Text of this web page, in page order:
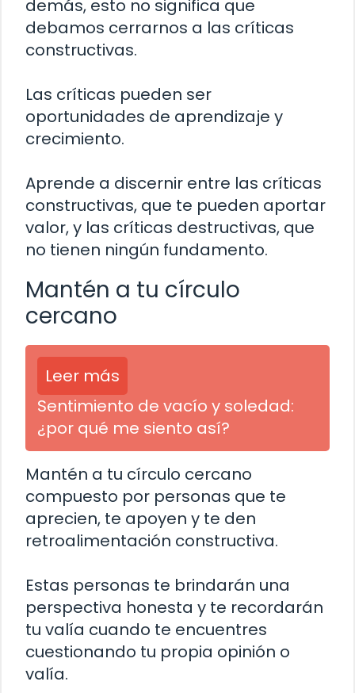
demás, esto no significa que
debamos cerrarnos a las críticas
constructivas.
Las críticas pueden ser
oportunidades de aprendizaje y
crecimiento.
Aprende a discernir entre las críticas
constructivas, que te pueden aportar
valor, y las críticas destructivas, que
no tienen ningún fundamento.
Mantén a tu círculo
cercano
Leer más
Sentimiento de vacío y soledad:
¿por qué me siento así?
Mantén a tu círculo cercano
compuesto por personas que te
aprecien, te apoyen y te den
retroalimentación constructiva.
Estas personas te brindarán una
perspectiva honesta y te recordarán
tu valía cuando te encuentres
cuestionando tu propia opinión o
valía.